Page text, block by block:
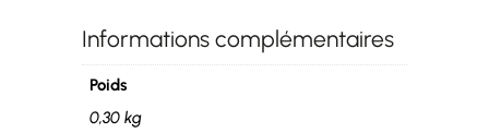
Informations complémentaires
Poids
0,30 kg